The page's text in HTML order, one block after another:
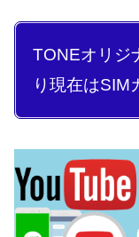
TONEオリジ
り現在はSIM